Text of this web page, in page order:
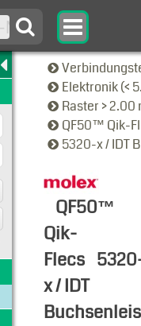
Elektronik (<
Raster >
QF50™ Qik-
5320-x / IDT
QF50™
Qik-
Flecs
x / IDT